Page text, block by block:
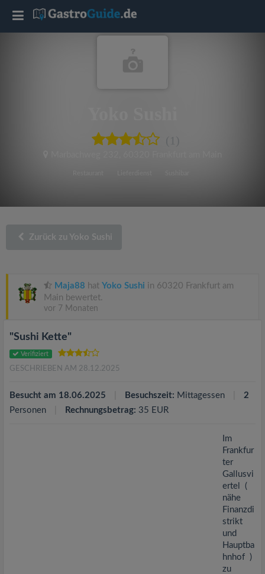
(1)
Zurück zu Yoko Sushi
Maja88 hat Yoko Sushi in 60320 Frankfurt am
Main bewertet.
vor 7 Monaten
"Sushi Kette"
Verifiziert
GESCHRIEBEN AM 28.12.2025
Besucht am 18.06.2025 Besuchszeit: Mittagessen
2
Personen
Rechnungsbetrag: 35 EUR
Im
Frankfur
ter
Gallusvi
ertel (
nähe
Finanzdi
strikt
und
Hauptba
hnhof )
zu
T
i
a
t